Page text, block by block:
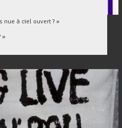
nue à ciel ouvert ? »
»